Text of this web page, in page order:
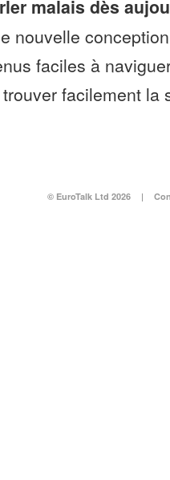
malais dès
nouvelle
faciles à
facilement la
© EuroTalk Ltd 2026 |